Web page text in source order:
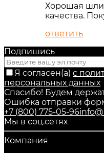
Хорошая
качества.
ответить
Подпишись
Я согласен(a) с
персональных данных
Спасибо! Будем
Ошибка отправки
+7 (800) 775-05-96
Мы в соц.сетях
Компания